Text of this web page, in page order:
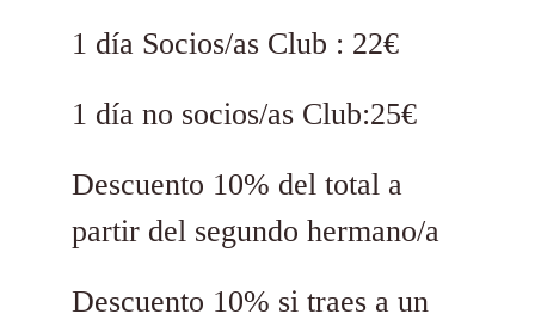
1 día Socios/as Club : 22€
1 día no socios/as Club:25€
Descuento 10% del total a
partir del segundo hermano/a
Descuento 10% si traes a un